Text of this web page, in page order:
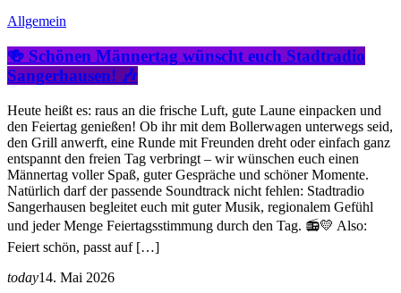
Allgemein
🍻 Schönen Männertag wünscht euch Stadtradio
Sangerhausen! 🎶
Heute heißt es: raus an die frische Luft, gute Laune einpacken und
den Feiertag genießen! Ob ihr mit dem Bollerwagen unterwegs seid,
den Grill anwerft, eine Runde mit Freunden dreht oder einfach ganz
entspannt den freien Tag verbringt – wir wünschen euch einen
Männertag voller Spaß, guter Gespräche und schöner Momente.
Natürlich darf der passende Soundtrack nicht fehlen: Stadtradio
Sangerhausen begleitet euch mit guter Musik, regionalem Gefühl
und jeder Menge Feiertagsstimmung durch den Tag. 📻💛 Also:
Feiert schön, passt auf […]
today14. Mai 2026